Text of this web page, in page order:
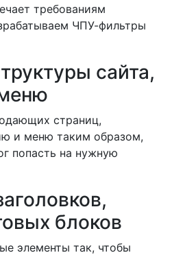
требованиям
ЧПУ-фильтры
сайта,
страниц,
и меню таким образом,
попасть на нужную
блоков
элементы так, чтобы